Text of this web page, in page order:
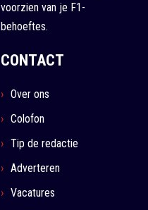
voorzien van je F1-
behoeftes.
CONTACT
Over ons
Colofon
Tip de redactie
Adverteren
Vacatures